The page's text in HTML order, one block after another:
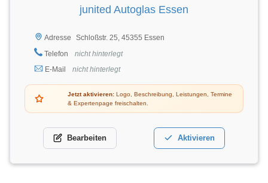
junited Autoglas Essen
Adresse
Schloßstr. 25, 45355 Essen
Telefon
nicht hinterlegt
E-Mail
nicht hinterlegt
Jetzt aktivieren: Logo, Beschreibung, Leistungen, Termine
& Expertenpage freischalten.
Bearbeiten Aktivieren